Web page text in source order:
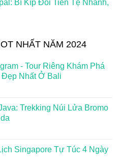
Bí Kíp Đổi Tiền Tệ Nhanh,
NHẤT NĂM 2024
- Tour Riêng Khám Phá
Nhất Ở Bali
Trekking Núi Lửa Bromo
Singapore Tự Túc 4 Ngày